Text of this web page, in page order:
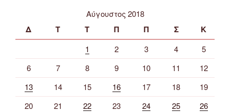
Αύγουστος 2018
Δ Τ Τ Π Π Σ Κ
1 2 3 4
5
6
7 8 9 10 11
12
13
14 15 16 17 18
19
20
21 22 23 24 25
26